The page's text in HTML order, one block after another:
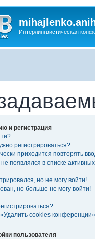
Интерлингвистическая
и регистрация
регистрироваться?
приходится повторять
появлялся в списке
но не могу войти!
но больше не могу войти!
cookies
пользователя